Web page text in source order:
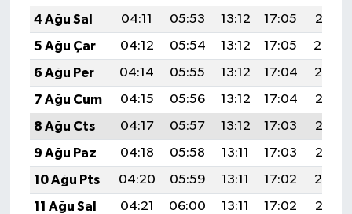
4 Ağu Sal
04:11 05:53 13:12 17:05
20:21
5 Ağu Çar
04:12 05:54 13:12 17:05
20:20
6 Ağu Per
04:14 05:55 13:12 17:04
20:19
7 Ağu Cum
04:15 05:56 13:12 17:04
20:18
8 Ağu Cts
04:17 05:57 13:12 17:03
20:16
9 Ağu Paz
04:18 05:58 13:11 17:03
20:15
10 Ağu Pts
04:20 05:59 13:11 17:02
20:14
11 Ağu Sal
04:21 06:00 13:11 17:02
20:13